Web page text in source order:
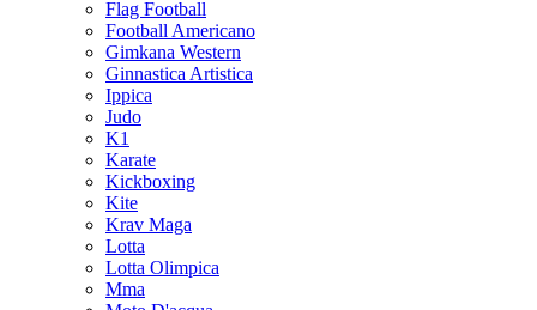
Flag Football
Football Americano
Gimkana Western
Ginnastica Artistica
Ippica
Judo
K1
Karate
Kickboxing
Kite
Krav Maga
Lotta
Lotta Olimpica
Mma